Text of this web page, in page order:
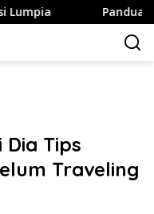
Panduan Wisata
Tips
Traveling